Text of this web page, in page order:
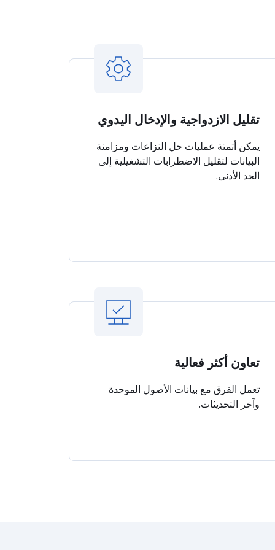
تقليل الازدواجية والإدخال اليدوي
يمكن أتمتة عمليات حل النزاعات ومزامنة
البيانات لتقليل الاضطرابات التشغيلية إلى
الحد الأدنى.
تعاون أكثر فعالية
تعمل الفرق مع بيانات الأصول الموحدة
وآخر التحديثات.